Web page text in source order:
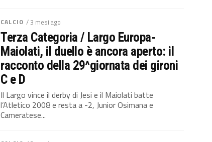
CALCIO / 3 mesi ago
Terza Categoria / Largo Europa-
Maiolati, il duello è ancora aperto: il
racconto della 29^giornata dei gironi
C e D
Il Largo vince il derby di Jesi e il Maiolati batte
l’Atletico 2008 e resta a -2, Junior Osimana e
Cameratese...